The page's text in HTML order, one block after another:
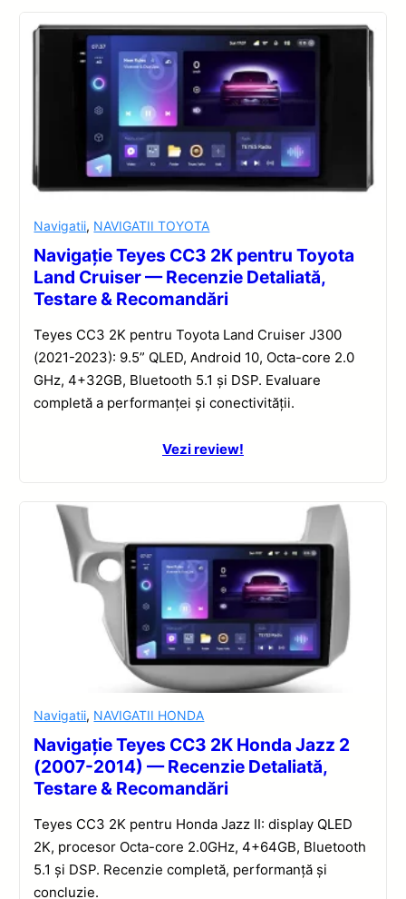
Navigatii, NAVIGATII TOYOTA
Navigație Teyes CC3 2K pentru Toyota
Land Cruiser — Recenzie Detaliată,
Testare & Recomandări
Teyes CC3 2K pentru Toyota Land Cruiser J300
(2021-2023): 9.5” QLED, Android 10, Octa-core 2.0
GHz, 4+32GB, Bluetooth 5.1 și DSP. Evaluare
completă a performanței și conectivității.
Vezi review!
Navigatii, NAVIGATII HONDA
Navigație Teyes CC3 2K Honda Jazz 2
(2007-2014) — Recenzie Detaliată,
Testare & Recomandări
Teyes CC3 2K pentru Honda Jazz II: display QLED
2K, procesor Octa-core 2.0GHz, 4+64GB, Bluetooth
5.1 și DSP. Recenzie completă, performanță și
concluzie.